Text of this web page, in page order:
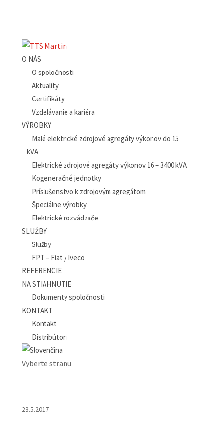
O NÁS
O spoločnosti
Aktuality
Certifikáty
Vzdelávanie a kariéra
VÝROBKY
Malé elektrické zdrojové agregáty výkonov do 15
kVA
Elektrické zdrojové agregáty výkonov 16 – 3400 kVA
Kogeneračné jednotky
Príslušenstvo k zdrojovým agregátom
Špeciálne výrobky
Elektrické rozvádzače
SLUŽBY
Služby
FPT – Fiat / Iveco
REFERENCIE
NA STIAHNUTIE
Dokumenty spoločnosti
KONTAKT
Kontakt
Distribútori
Vyberte stranu
23.5.2017